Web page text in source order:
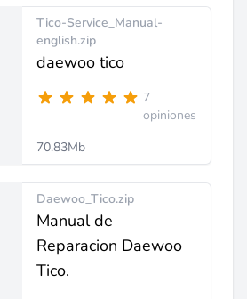
Tico-Service_Manual-
english.zip
daewoo tico
7
opiniones
70.83Mb
Daewoo_Tico.zip
Manual de
Reparacion Daewoo
Tico.